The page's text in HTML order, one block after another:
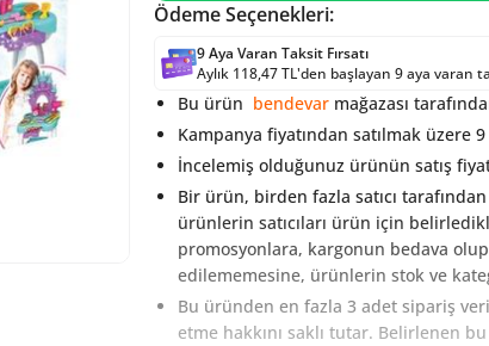
Ödeme Seçenekleri:
9 Aya Varan Taksit Fırsatı
Aylık 118,47 TL'den başlayan 9 aya varan
Bu ürün bendevar mağazası
Kampanya fiyatından satılmak üzere
İncelemiş olduğunuz ürünün satış
Bir ürün, birden fazla satıcı
ürünlerin satıcıları ürün için
promosyonlara, kargonun bedava
edilememesine, ürünlerin stok ve
Bu üründen en fazla 3 adet sipariş
etme hakkını saklı tutar. Belirlenen